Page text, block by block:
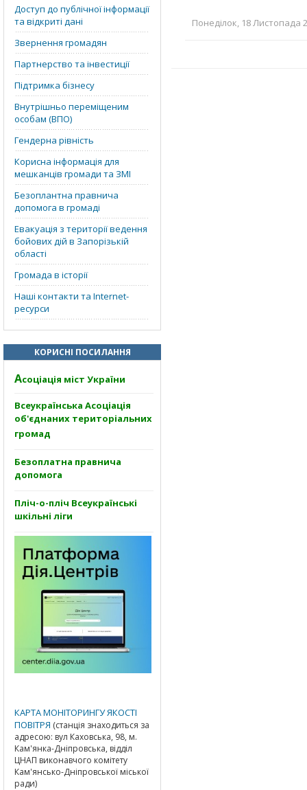
Доступ до публічної інформації
та відкриті дані
Звернення громадян
Партнерство та інвестиції
Підтримка бізнесу
Внутрішньо переміщеним
особам (ВПО)
Гендерна рівність
Корисна інформація для
мешканців громади та ЗМІ
Безоплантна правнича
допомога в громаді
Евакуація з території ведення
бойових дій в Запорізькій
області
Громада в історії
Наші контакти та Internet-
ресурси
КОРИСНІ ПОСИЛАННЯ
Асоціація міст України
Всеукраїнська Асоціація
об'єднаних територіальних
громад
Безоплатна правнича
допомога
Пліч-о-пліч Всеукраїнські
шкільні ліги
КАРТА МОНІТОРИНГУ ЯКОСТІ
ПОВІТРЯ (станція знаходиться за
адресою: вул Каховська, 98, м.
Кам'янка-Дніпровська, відділ
ЦНАП виконавчого комітету
Кам'янсько-Дніпровської міської
ради)
Понеділок, 18 Листопада